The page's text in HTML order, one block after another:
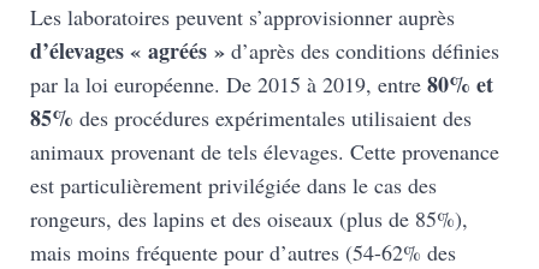
Les laboratoires peuvent s’approvisionner auprès
d’élevages « agréés » d’après des conditions définies
par la loi européenne. De 2015 à 2019, entre 80% et
85% des procédures expérimentales utilisaient des
animaux provenant de tels élevages. Cette provenance
est particulièrement privilégiée dans le cas des
rongeurs, des lapins et des oiseaux (plus de 85%),
mais moins fréquente pour d’autres (54-62% des